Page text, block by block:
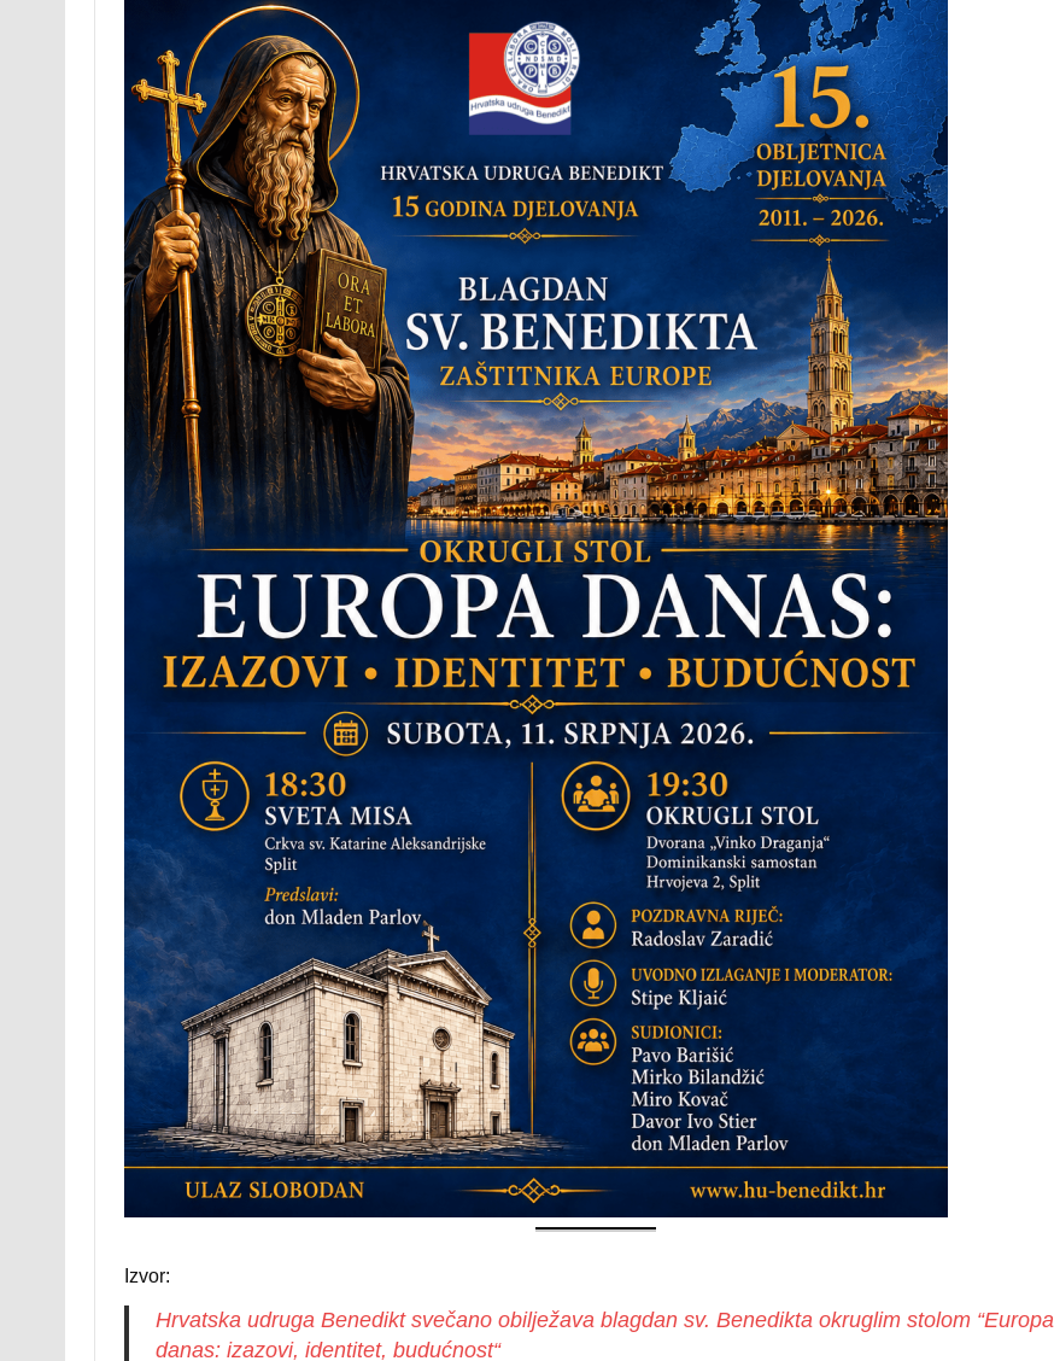
Izvor:
Hrvatska udruga Benedikt svečano obilježava blagdan sv. Benedikta okruglim stolom “Europa
danas: izazovi, identitet, budućnost“